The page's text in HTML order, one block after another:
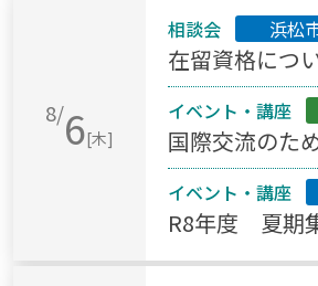
8/6[木]
相談会 浜松
在留資格につ
イベント・講座
国際交流のた
イベント・講座
R8年度 夏期